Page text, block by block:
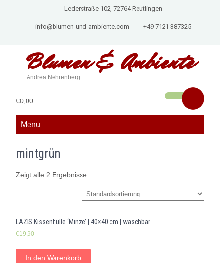
Lederstraße 102, 72764 Reutlingen
info@blumen-und-ambiente.com +49 7121 387325
Blumen &Ambiente
Andrea Nehrenberg
€0,00
Menu
mintgrün
Zeigt alle 2 Ergebnisse
LAZIS Kissenhülle ‘Minze’ | 40×40 cm | waschbar
€19,90
In den Warenkorb